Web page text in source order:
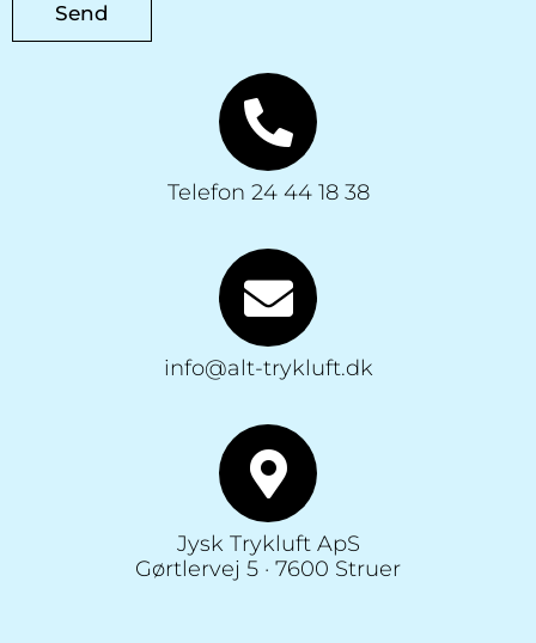
Send
Telefon 24 44 18 38
info@alt-trykluft.dk
Jysk Trykluft ApS
Gørtlervej 5 · 7600 Struer